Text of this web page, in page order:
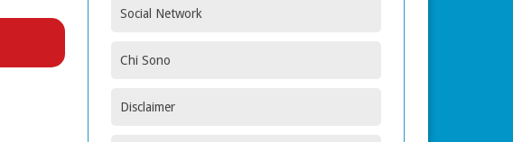
Social Network
Chi Sono
Disclaimer